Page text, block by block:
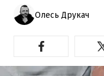
Олесь Друкач